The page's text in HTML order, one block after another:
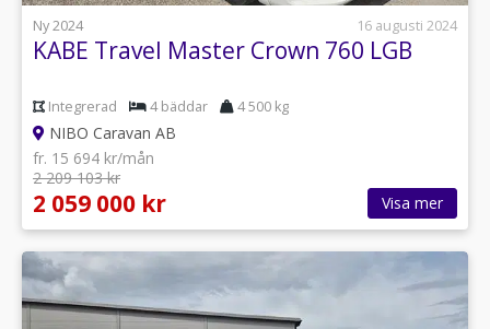
Ny 2024
16 augusti 2024
KABE Travel Master Crown 760 LGB
Integrerad 4 bäddar 4 500 kg
NIBO Caravan AB
fr. 15 694 kr/mån
2 209 103 kr
2 059 000 kr Visa mer